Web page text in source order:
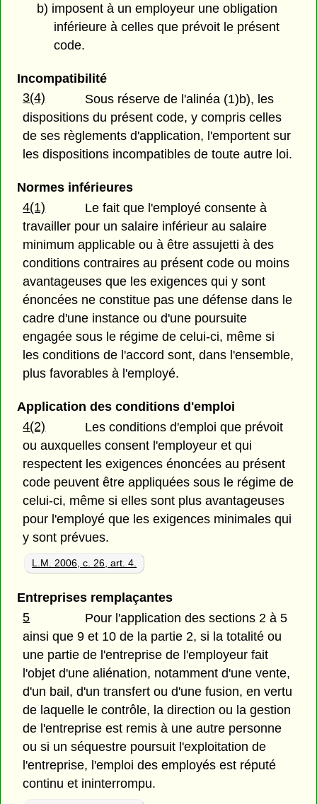
b) imposent à un employeur une obligation
inférieure à celles que prévoit le présent
code.
Incompatibilité
3(4)
Sous réserve de l'alinéa (1)b), les
dispositions du présent code, y compris celles
de ses règlements d'application, l'emportent sur
les dispositions incompatibles de toute autre loi.
Normes inférieures
4(1)
Le fait que l'employé consente à
travailler pour un salaire inférieur au salaire
minimum applicable ou à être assujetti à des
conditions contraires au présent code ou moins
avantageuses que les exigences qui y sont
énoncées ne constitue pas une défense dans le
cadre d'une instance ou d'une poursuite
engagée sous le régime de celui-ci, même si
les conditions de l'accord sont, dans l'ensemble,
plus favorables à l'employé.
Application des conditions d'emploi
4(2)
Les conditions d'emploi que prévoit
ou auxquelles consent l'employeur et qui
respectent les exigences énoncées au présent
code peuvent être appliquées sous le régime de
celui-ci, même si elles sont plus avantageuses
pour l'employé que les exigences minimales qui
y sont prévues.
L.M. 2006, c. 26, art. 4.
Entreprises remplaçantes
5
Pour l'application des sections 2 à 5
ainsi que 9 et 10 de la partie 2, si la totalité ou
une partie de l'entreprise de l'employeur fait
l'objet d'une aliénation, notamment d'une vente,
d'un bail, d'un transfert ou d'une fusion, en vertu
de laquelle le contrôle, la direction ou la gestion
de l'entreprise est remis à une autre personne
ou si un séquestre poursuit l'exploitation de
l'entreprise, l'emploi des employés est réputé
continu et ininterrompu.